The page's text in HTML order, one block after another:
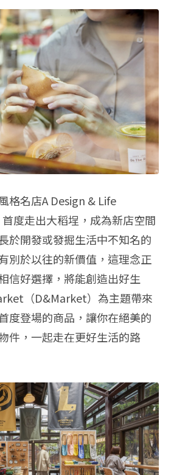
格名店A Design & Life
度走出大稻埕，成為新店空間
於開發或發掘生活中不知名的
別於以往的新價值，這理念正
信好選擇，將能創造出好生
（D&Market）為主題帶來
度登場的商品，讓你在絕美的
件，一起走在更好生活的路